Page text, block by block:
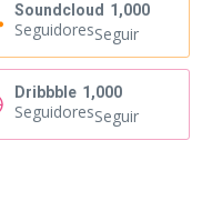
Soundcloud 1,000
SeguidoresSeguir
Dribbble 1,000
SeguidoresSeguir